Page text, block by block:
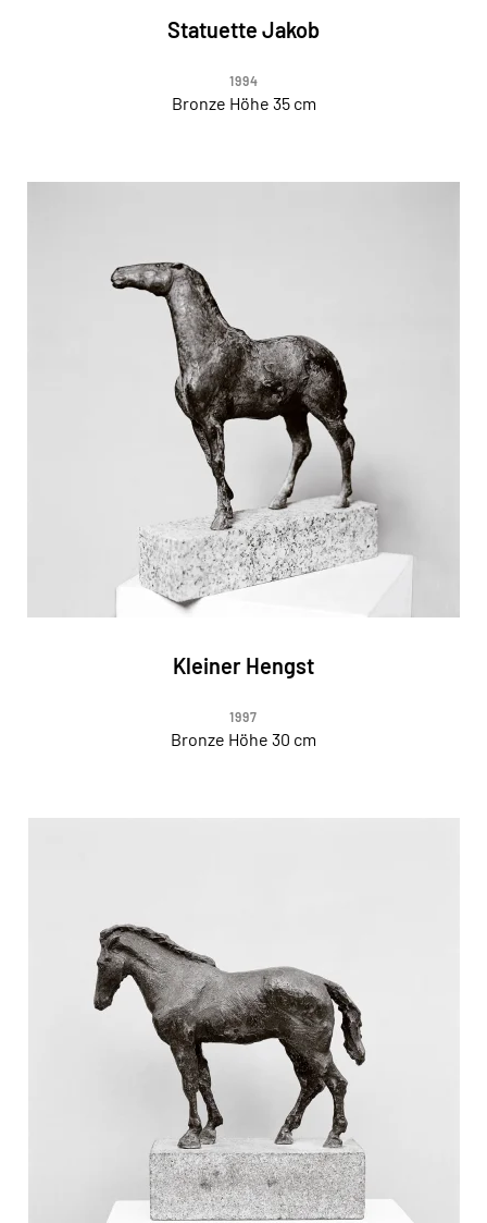
Statuette Jakob
1994
Bronze Höhe 35 cm
Kleiner Hengst
1997
Bronze Höhe 30 cm